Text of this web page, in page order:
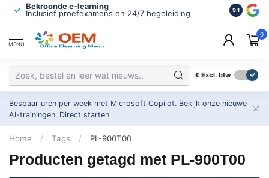
Bekroonde e-learning
Inclusief proefexamens en 24/7 begeleiding
ISO
2.500+
9.1
MENU
0
€ Excl. btw
Bespaar uren per week met Microsoft Copilot. Bekijk onze nieuwe
AI-trainingen. Direct starten
Home / Tags / PL-900T00
Producten getagd met PL-900T00